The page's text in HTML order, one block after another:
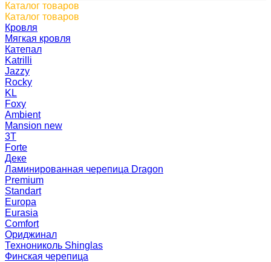
Каталог товаров
Каталог товаров
Кровля
Мягкая кровля
Катепал
Katrilli
Jazzy
Rocky
KL
Foxy
Ambient
Mansion new
3Т
Forte
Деке
Ламинированная черепица Dragon
Premium
Standart
Europa
Eurasia
Comfort
Ориджинал
Технониколь Shinglas
Финская черепица